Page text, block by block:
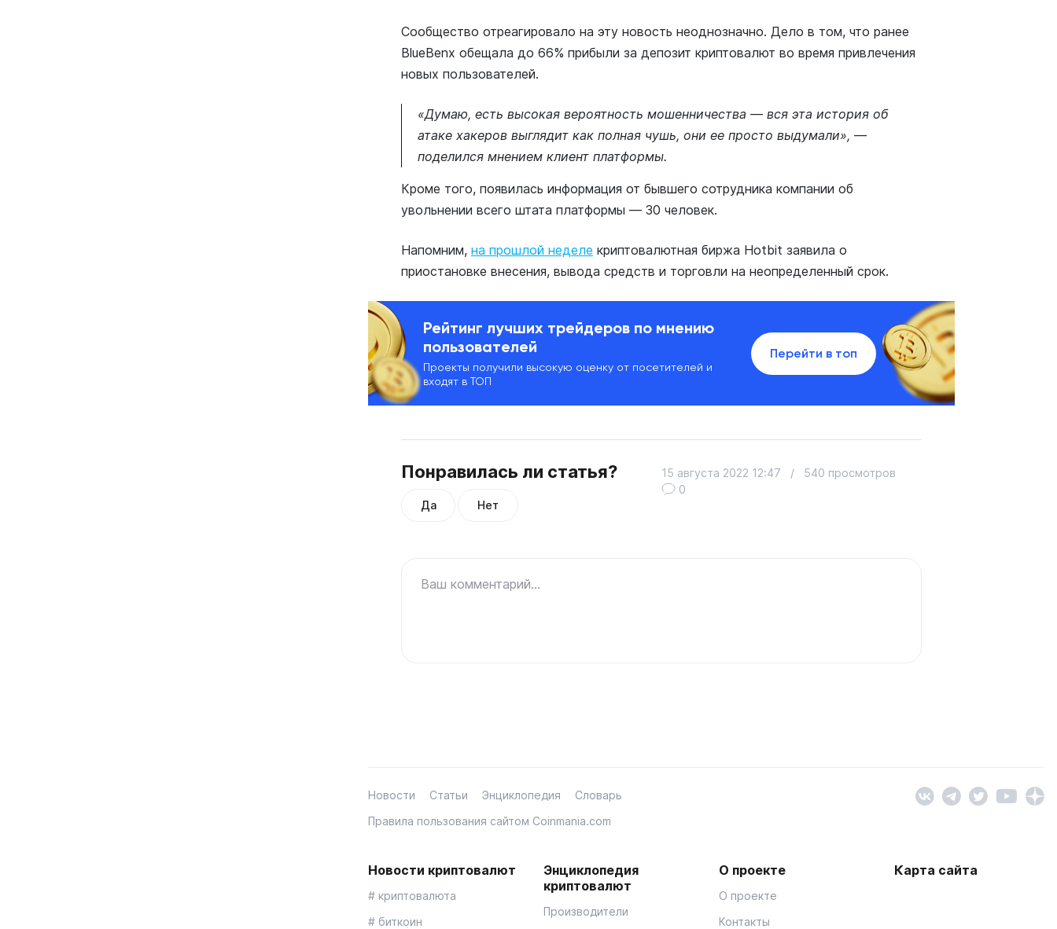
Сообщество отреагировало на эту новость неоднозначно. Дело в том, что ранее
BlueBenx обещала до 66% прибыли за депозит криптовалют во время привлечения
новых пользователей.
«Думаю, есть высокая вероятность мошенничества — вся эта история об
атаке хакеров выглядит как полная чушь, они ее просто выдумали», —
поделился мнением клиент платформы.
Кроме того, появилась информация от бывшего сотрудника компании об
увольнении всего штата платформы — 30 человек.
Напомним, на прошлой неделе криптовалютная биржа Hotbit заявила о
приостановке внесения, вывода средств и торговли на неопределенный срок.
Рейтинг лучших трейдеров по мнению
пользователей
Проекты получили высокую оценку от посетителей и
входят в ТОП
Перейти в топ
Понравилась ли статья?
Да Нет
15 августа 2022 12:47 /
540 просмотров
0
Ваш комментарий...
Новости Статьи Энциклопедия
Словарь
Правила пользования сайтом Coinmania.com
Новости криптовалют
# криптовалюта
# биткоин
Энциклопедия
криптовалют
Производители
О проекте
О проекте
Контакты
Карта сайта